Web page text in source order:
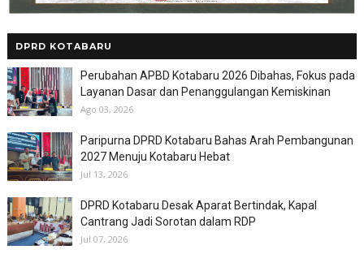
DPRD KOTABARU
Perubahan APBD Kotabaru 2026 Dibahas, Fokus pada
Layanan Dasar dan Penanggulangan Kemiskinan
Ago 03, 2026
Paripurna DPRD Kotabaru Bahas Arah Pembangunan
2027 Menuju Kotabaru Hebat
Jul 13, 2026
DPRD Kotabaru Desak Aparat Bertindak, Kapal
Cantrang Jadi Sorotan dalam RDP
Jul 07, 2026